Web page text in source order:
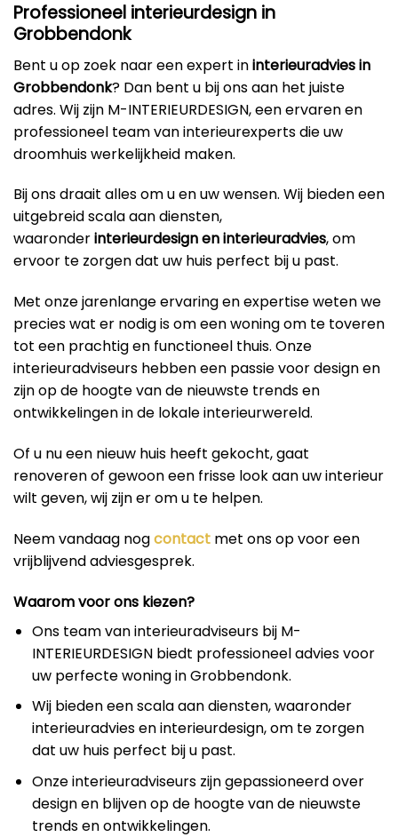
Professioneel interieurdesign in
Grobbendonk
Bent u op zoek naar een expert ininterieuradvies in
Grobbendonk? Dan bent u bij ons aan het juiste
adres. Wij zijn M-INTERIEURDESIGN, een ervaren en
professioneel team van interieurexperts die uw
droomhuis werkelijkheid maken.
Bij ons draait alles om u en uw wensen. Wij bieden een
uitgebreid scala aan diensten,
waaronderinterieurdesign en interieuradvies, om
ervoor te zorgen dat uw huis perfect bij u past.
Met onze jarenlange ervaring en expertise weten we
precies wat er nodig is om een woning om te toveren
tot een prachtig en functioneel thuis. Onze
interieuradviseurs hebben een passie voor design en
zijn op de hoogte van de nieuwste trends en
ontwikkelingen in de lokale interieurwereld.
Of u nu een nieuw huis heeft gekocht, gaat
renoveren of gewoon een frisse look aan uw interieur
wilt geven, wij zijn er om u te helpen.
Neem vandaag nogcontact met ons op voor een
vrijblijvend adviesgesprek.
Waarom voor ons kiezen?
Ons team van interieuradviseurs bij M-
INTERIEURDESIGN biedt professioneel advies voor
uw perfecte woning in Grobbendonk.
Wij bieden een scala aan diensten, waaronder
interieuradvies en interieurdesign, om te zorgen
dat uw huis perfect bij u past.
Onze interieuradviseurs zijn gepassioneerd over
design en blijven op de hoogte van de nieuwste
trends en ontwikkelingen.